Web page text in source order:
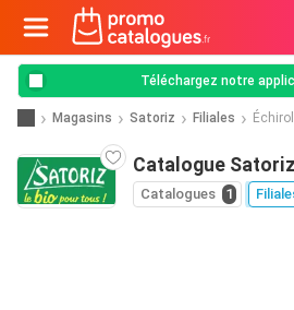
Téléchargez notre
Magasins Satoriz Filiales
Catalogue
Catalogues 1